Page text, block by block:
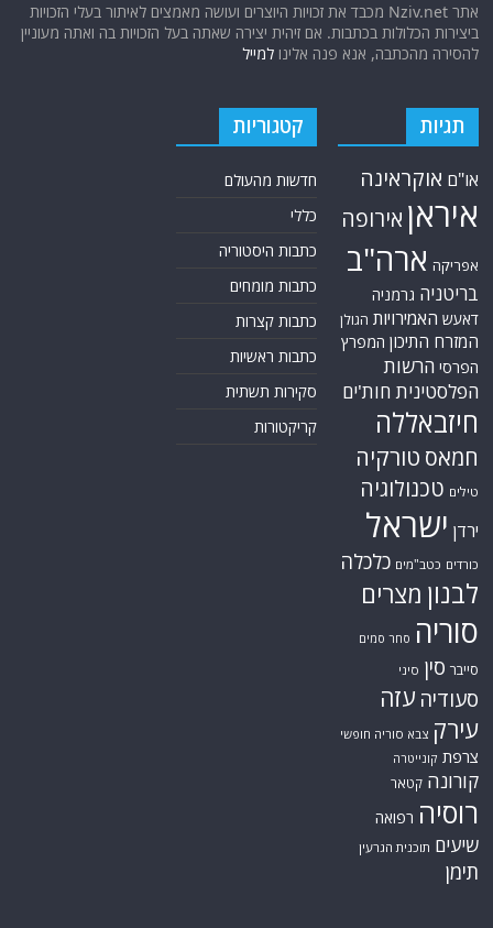
אתר Nziv.net מכבד את זכויות היוצרים ועושה מאמצים לאיתור בעלי הזכויות
ביצירות הכלולות בכתבות. אם זיהית יצירה שאתה בעל הזכויות בה ואתה מעוניין
להסירה מהכתבה, אנא פנה אלינולמייל
תגיות
או"ם אוקראינה
איראן אירופה
אפריקה ארה"ב
בריטניה גרמניה
דאעש האמירויות הגולן
המזרח התיכון המפרץ
הפרסי הרשות
הפלסטינית חות'ים
חיזבאללה
חמאס טורקיה
טילים טכנולוגיה
ירדן ישראל
כורדים כטב"מים כלכלה
לבנון מצרים
סוריה סחר סמים
סייבר סין סיני
סעודיה עזה
עירק צבא סוריה חופשי
צרפת קונייטרה
קורונה קטאר
רוסיה רפואה
שיעים תוכנית הגרעין
תימן
קטגוריות
חדשות מהעולם
כללי
כתבות היסטוריה
כתבות מומחים
כתבות קצרות
כתבות ראשיות
סקירות תשתית
קריקטורות